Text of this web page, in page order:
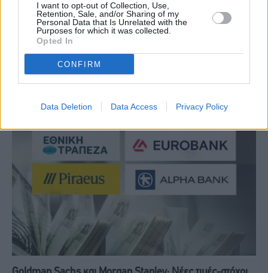
I want to opt-out of Collection, Use,
Retention, Sale, and/or Sharing of my
Personal Data that Is Unrelated with the
Purposes for which it was collected.
Opted In
CONFIRM
Data Deletion Data Access Privacy Policy
PREVIOUS ARTICLE
Επίδομα 250 ευρώ: Ποιοι θα το
λάβουν τον Νοέμβριο – Όλες οι
προϋποθέσεις
NEXT ARTICLE
Ποινική δίωξη στον Βασίλη
ΚΟΚ